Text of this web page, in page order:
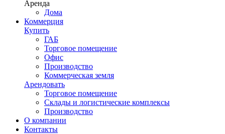
Аренда
Дома
Коммерция
Купить
ГАБ
Торговое помещение
Офис
Производство
Коммерческая земля
Арендовать
Торговое помещение
Склады и логистические комплексы
Производство
О компании
Контакты